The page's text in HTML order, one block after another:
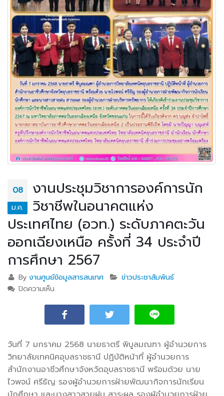
08
ม.ค.
งานประชุมวิชาการองค์การนัก
วิชาชีพในอนาคตแห่ง
ประเทศไทย (อวท.) ระดับภาคตะวัน
ออกเฉียงเหนือ ครั้งที่ 34 ประจำปี
การศึกษา 2567
Byงานศูนย์ข้อมูลสารสนเทศ
ข่าวประชาสัมพันธ์
ปิดความเห็น
34 ประจำปีการศึกษา 2567
วันที่ 7 มกราคม 2568 นายธาตรี พิบูลมณฑา ผู้อำนวยการ
วิทยาลัยเทคนิคอุบลราชธานี ปฏิบัติหน้าที่ ผู้อำนวยการ
สำนักงานอาชีวศึกษาจังหวัดอุบลราชธานี พร้อมด้วย นาย
ไวพจน์ ศรีธัญ รองผู้อำนวยการฝ่ายพัฒนากิจการนักเรียน